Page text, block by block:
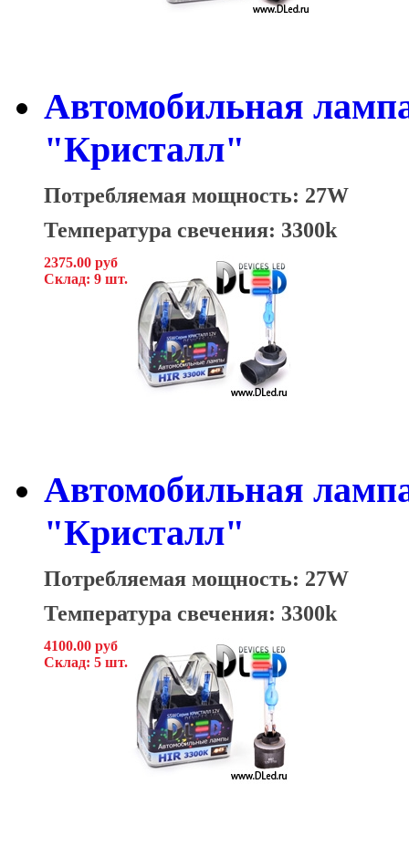
Автомобильная
"Кристалл"
Потребляемая мощность: 27W
Температура свечения: 3300k
2375.00 руб
Склад: 9 шт.
Автомобильная
"Кристалл"
Потребляемая мощность: 27W
Температура свечения: 3300k
4100.00 руб
Склад: 5 шт.